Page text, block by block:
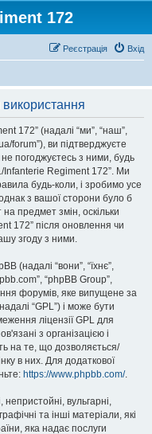
172
Вхід
Реєстрація
172” (надалі “ми”, “наш”,
forum”), ви підтверджуєте
погоджуєтесь з ними, будь
Infanterie Regiment 172”. Ми
будь-коли, і зробимо усе
з вашої сторони було б
предмет змін, оскільки
172” після оновлення чи
згоду з ними.
(надалі “вони”, “їхнє”,
“phpBB Group”,
форумів, яке випущене за
“GPL”) і може бути
ліцензії GPL для
з організацією і
на те, що дозволяється/
в них. Для додаткової
https://www.phpbb.com/.
вульгарні,
та інші матеріали, які
яка надає послуги